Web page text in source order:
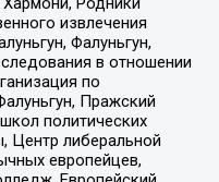
извлечения
Фалуньгун,
в отношении
по
Пражский
политических
Центр либеральной
европейцев,